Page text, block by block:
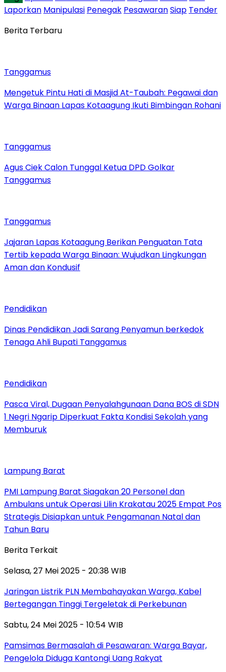
Laporkan Manipulasi Penegak PesawaranSiap Tender
Berita Terbaru
Tanggamus
Mengetuk Pintu Hati di Masjid At-Taubah: Pegawai dan
Warga Binaan Lapas Kotaagung Ikuti Bimbingan Rohani
Tanggamus
Agus Ciek Calon Tunggal Ketua DPD Golkar
Tanggamus
Tanggamus
Jajaran Lapas Kotaagung Berikan Penguatan Tata
Tertib kepada Warga Binaan: Wujudkan Lingkungan
Aman dan Kondusif
Pendidikan
Dinas Pendidikan Jadi Sarang Penyamun berkedok
Tenaga Ahli Bupati Tanggamus
Pendidikan
Pasca Viral, Dugaan Penyalahgunaan Dana BOS di SDN
1 Negri Ngarip Diperkuat Fakta Kondisi Sekolah yang
Memburuk
Lampung Barat
PMI Lampung Barat Siagakan 20 Personel dan
Ambulans untuk Operasi Lilin Krakatau 2025 Empat Pos
Strategis Disiapkan untuk Pengamanan Natal dan
Tahun Baru
Berita Terkait
Selasa, 27 Mei 2025 - 20:38 WIB
Jaringan Listrik PLN Membahayakan Warga, Kabel
Bertegangan Tinggi Tergeletak di Perkebunan
Sabtu, 24 Mei 2025 - 10:54 WIB
Pamsimas Bermasalah di Pesawaran: Warga Bayar,
Pengelola Diduga Kantongi Uang Rakyat